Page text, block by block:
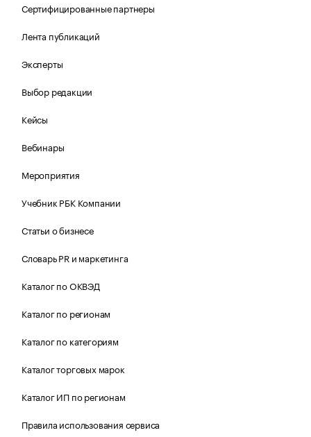
Сертифицированные партнеры
Лента публикаций
Эксперты
Выбор редакции
Кейсы
Вебинары
Мероприятия
Учебник РБК Компании
Статьи о бизнесе
Словарь PR и маркетинга
Каталог по ОКВЭД
Каталог по регионам
Каталог по категориям
Каталог торговых марок
Каталог ИП по регионам
Правила использования сервиса